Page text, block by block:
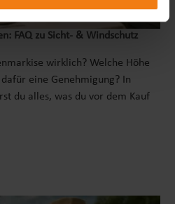
FAQ zu Sicht- & Windschutz
wirklich? Welche Höhe
eine Genehmigung? In
du alles, was du vor dem Kauf